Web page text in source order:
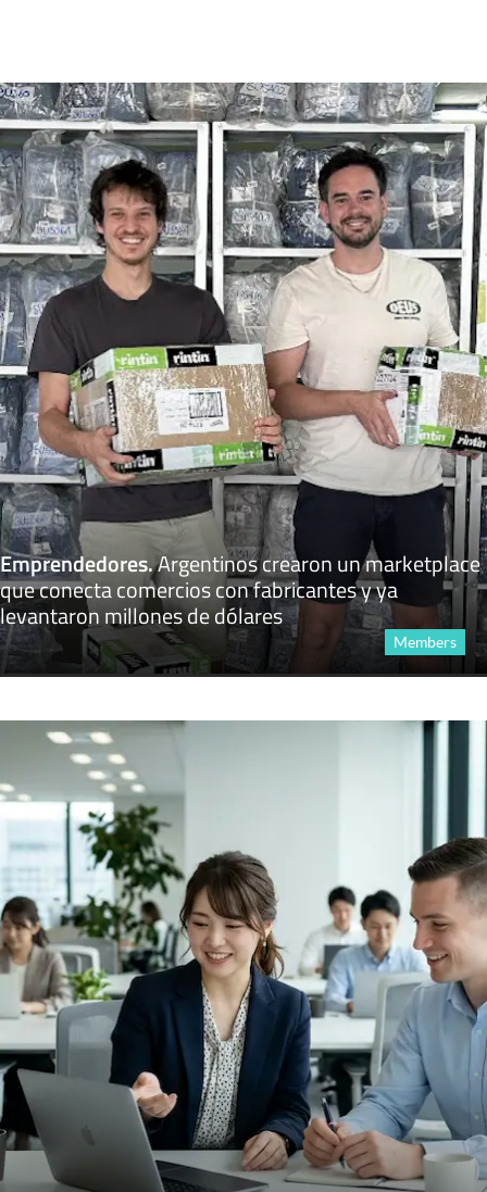
Emprendedores.Argentinos crearon un marketplace
que conecta comercios con fabricantes y ya
levantaron millones de dólares
Members